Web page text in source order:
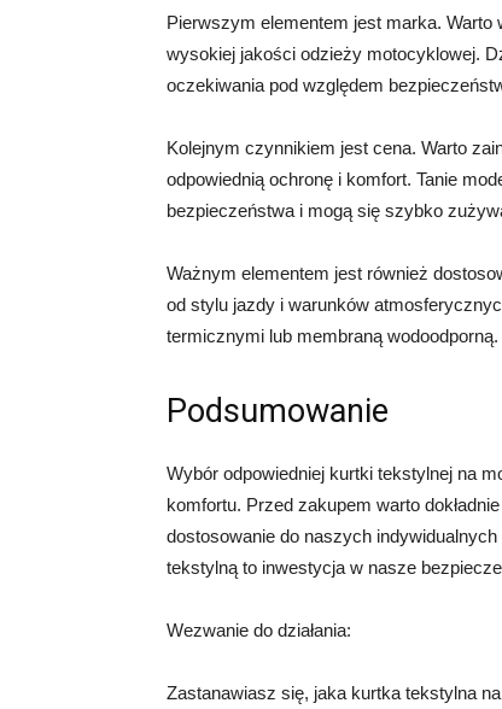
Pierwszym elementem jest marka.
wysokiej jakości odzieży motocyklowej.
oczekiwania pod względem
Kolejnym czynnikiem jest cena. Warto
odpowiednią ochronę i komfort. Tanie
bezpieczeństwa i mogą się szybko
Ważnym elementem jest również
od stylu jazdy i warunków
termicznymi lub membraną wodoodporną.
Podsumowanie
Wybór odpowiedniej kurtki tekstylnej na
komfortu. Przed zakupem warto
dostosowanie do naszych
tekstylną to inwestycja w nasze
Wezwanie do działania:
Zastanawiasz się, jaka kurtka tekstylna